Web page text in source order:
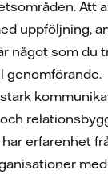
Att
uppföljning,
något som du
genomförande.
erfarenhet